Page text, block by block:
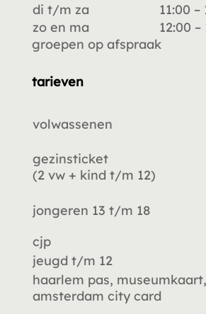
di t/m za
11:00 –
zo en ma
12:00 –
groepen op afspraak
tarieven
volwassenen
gezinsticket
(2 vw + kind t/m 12)
jongeren 13 t/m 18
cjp
jeugd t/m 12
haarlem pas, museumkaart,
amsterdam city card